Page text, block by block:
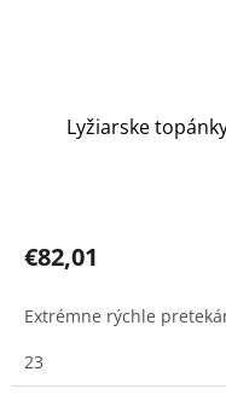
Lyžiarske
€82,01
Extrémne rýchle
23